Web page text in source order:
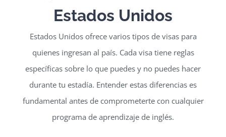
Estados Unidos
Estados Unidos ofrece varios tipos de visas para
quienes ingresan al país. Cada visa tiene reglas
específicas sobre lo que puedes y no puedes hacer
durante tu estadía. Entender estas diferencias es
fundamental antes de comprometerte con cualquier
programa de aprendizaje de inglés.